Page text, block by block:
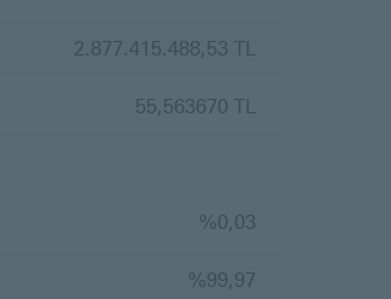
2.877.415.488,53 TL
55,563670 TL
%0,03
%99,97